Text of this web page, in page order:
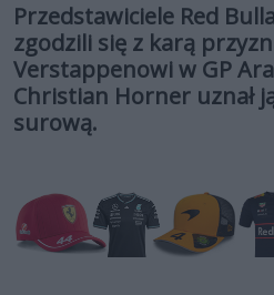
Przedstawiciele Red
zgodzili się z karą
Verstappenowi w GP
Christian Horner uznał
surową.